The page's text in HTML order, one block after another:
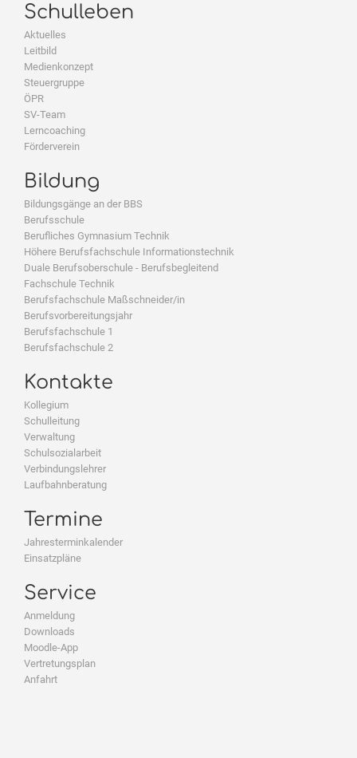
Schulleben
Aktuelles
Leitbild
Medienkonzept
Steuergruppe
ÖPR
SV-Team
Lerncoaching
Förderverein
Bildung
Bildungsgänge an der BBS
Berufsschule
Berufliches Gymnasium Technik
Höhere Berufsfachschule Informationstechnik
Duale Berufsoberschule - Berufsbegleitend
Fachschule Technik
Berufsfachschule Maßschneider/in
Berufsvorbereitungsjahr
Berufsfachschule 1
Berufsfachschule 2
Kontakte
Kollegium
Schulleitung
Verwaltung
Schulsozialarbeit
Verbindungslehrer
Laufbahnberatung
Termine
Jahresterminkalender
Einsatzpläne
Service
Anmeldung
Downloads
Moodle-App
Vertretungsplan
Anfahrt